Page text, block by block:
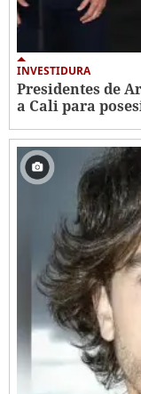
INVESTIDURA
Presidentes de
a Cali para